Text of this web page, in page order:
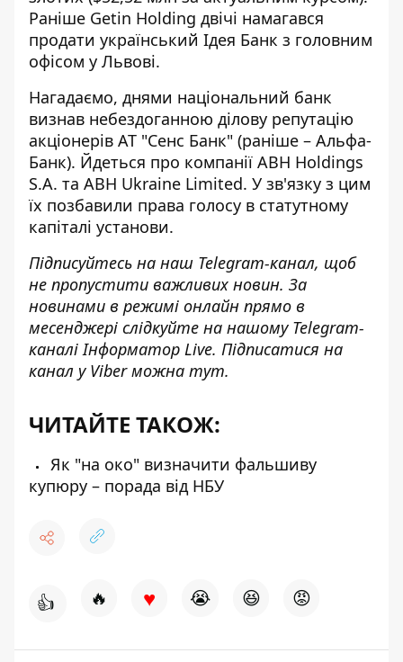
Раніше Getin Holding двічі намагався
продати український Ідея Банк з головним
офісом у Львові.
Нагадаємо, днями національний банк
визнав небездоганною ділову репутацію
акціонерів АТ "Сенс Банк" (раніше – Альфа-
Банк). Йдеться про компанії ABH Holdings
S.A. та ABH Ukraine Limited. У зв'язку з цим
їх позбавили права голосу в статутному
капіталі установи.
Підписуйтесь на наш Telegram-канал, щоб
не пропустити важливих новин. За
новинами в режимі онлайн прямо в
месенджері слідкуйте на нашому Telegram-
каналіІнформатор Live. Підписатися на
канал у Viber можна тут.
ЧИТАЙТЕ ТАКОЖ:
Як "на око" визначити фальшиву
купюру – порада від НБУ
👍 🔥 ♥ 😭 😆 😡